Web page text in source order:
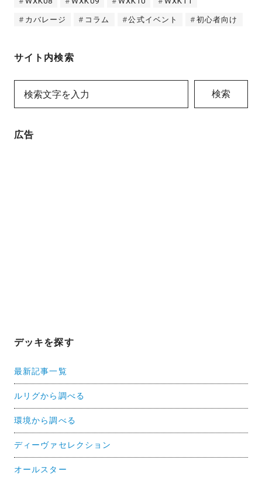
カバレージ コラム 公式イベント 初心者向け
サイト内検索
検索
広告
デッキを探す
最新記事一覧
ルリグから調べる
環境から調べる
ディーヴァセレクション
オールスター